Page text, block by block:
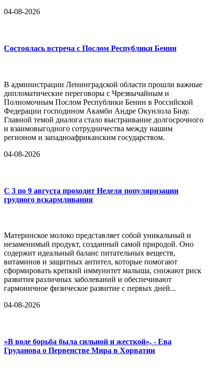
04-08-2026
Состоялась встреча с Послом Республики Бенин
В администрации Ленинградской области прошли важные
дипломатические переговоры с Чрезвычайным и
Полномочным Послом Республики Бенин в Российской
Федерации господином Акамби Андре Окунлола Биау.
Главной темой диалога стало выстраивание долгосрочного
и взаимовыгодного сотрудничества между нашим
регионом и западноафриканским государством.
04-08-2026
С 3 по 9 августа проходит Неделя популяризации
грудного вскармливания
Материнское молоко представляет собой уникальный и
незаменимый продукт, созданный самой природой. Оно
содержит идеальный баланс питательных веществ,
витаминов и защитных антител, которые помогают
сформировать крепкий иммунитет малыша, снижают риск
развития различных заболеваний и обеспечивают
гармоничное физическое развитие с первых дней...
04-08-2026
«В воде борьба была сильной и жесткой», - Ева
Груданова о Первенстве Мира в Хорватии